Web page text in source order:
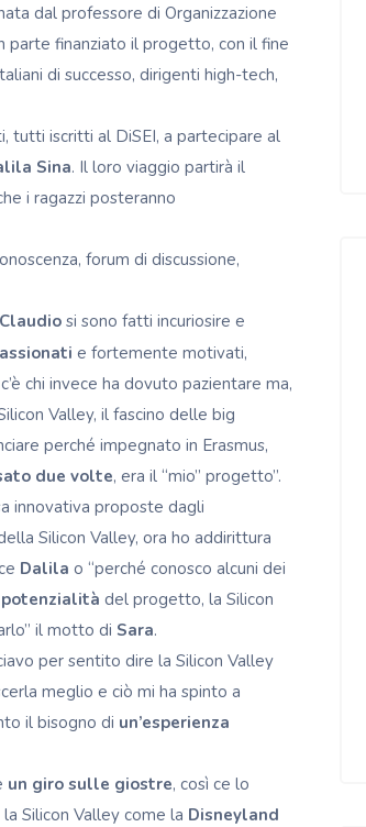
dal professore di Organizzazione
parte finanziato il progetto, con il fine
di successo, dirigenti high-tech,
tutti iscritti al DiSEI, a partecipare al
Sina. Il loro viaggio partirà il
i ragazzi posteranno
forum di discussione,
Claudio si sono fatti incuriosire e
e fortemente motivati,
chi invece ha dovuto pazientare ma,
Valley, il fascino delle big
perché impegnato in Erasmus,
due volte, era il “mio” progetto”.
innovativa proposte dagli
Silicon Valley, ora ho addirittura
Dalila o “perché conosco alcuni dei
potenzialità del progetto, la Silicon
il motto di Sara.
per sentito dire la Silicon Valley
meglio e ciò mi ha spinto a
il bisogno di un’esperienza
un giro sulle giostre, così ce lo
Silicon Valley come la Disneyland